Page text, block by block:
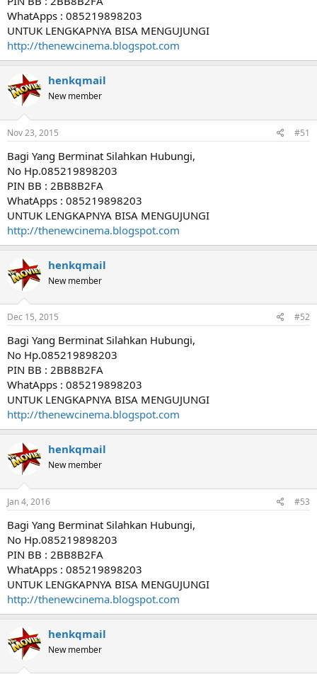
WhatApps : 085219898203
UNTUK LENGKAPNYA BISA MENGUJUNGI
http://thenewcinema.blogspot.com
henkqmail
New member
Nov 23, 2015 #51
Bagi Yang Berminat Silahkan Hubungi,
No Hp.085219898203
PIN BB : 2BB8B2FA
WhatApps : 085219898203
UNTUK LENGKAPNYA BISA MENGUJUNGI
http://thenewcinema.blogspot.com
henkqmail
New member
Dec 15, 2015 #52
Bagi Yang Berminat Silahkan Hubungi,
No Hp.085219898203
PIN BB : 2BB8B2FA
WhatApps : 085219898203
UNTUK LENGKAPNYA BISA MENGUJUNGI
http://thenewcinema.blogspot.com
henkqmail
New member
Jan 4, 2016 #53
Bagi Yang Berminat Silahkan Hubungi,
No Hp.085219898203
PIN BB : 2BB8B2FA
WhatApps : 085219898203
UNTUK LENGKAPNYA BISA MENGUJUNGI
http://thenewcinema.blogspot.com
henkqmail
New member